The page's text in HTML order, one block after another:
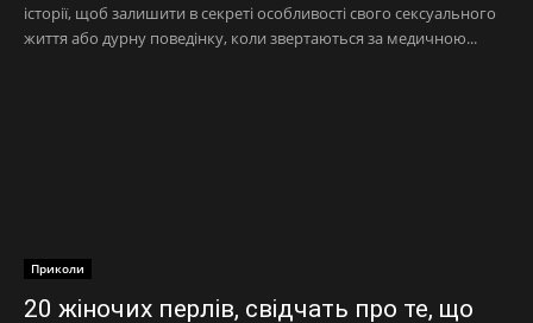
історії, щоб залишити в секреті особливості свого сексуального
життя або дурну поведінку, коли звертаються за медичною...
Приколи
20 жіночих перлів, свідчать про те, що